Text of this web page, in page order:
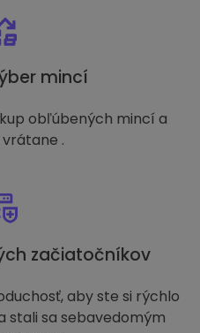
mincí
obľúbených mincí a
.
začiatočníkov
aby ste si rýchlo
stali sa sebavedomým